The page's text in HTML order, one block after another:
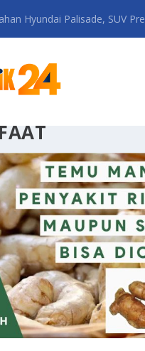
Hyundai Palisade, SUV